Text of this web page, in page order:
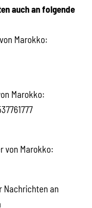
auch an folgende
Marokko:
Marokko:
von Marokko:
Nachrichten an